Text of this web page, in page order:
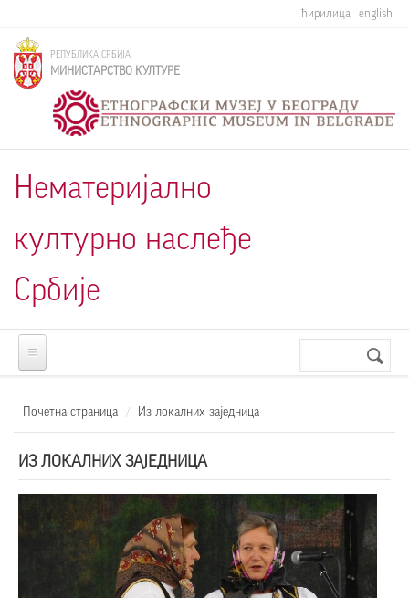
ћирилица english
РЕПУБЛИКА СРБИЈА
МИНИСТАРСТВО КУЛТУРЕ
Нематеријално
културно наслеђе
Србије
Почетна страница Из локалних заједница
ИЗ ЛОКАЛНИХ ЗАЈЕДНИЦА